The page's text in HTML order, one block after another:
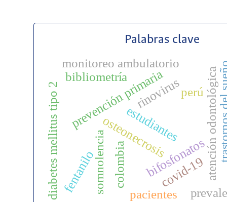
Palabras clave
bifosfonatos
osteonecrosis atención odontológica
prevención primaria
somnolencia
estudiantes
covid-19
rinovirus
colombia
bibliometría
monitoreo ambulatorio
diabetes mellitus tipo 2 pacientes
perú
fentanilo